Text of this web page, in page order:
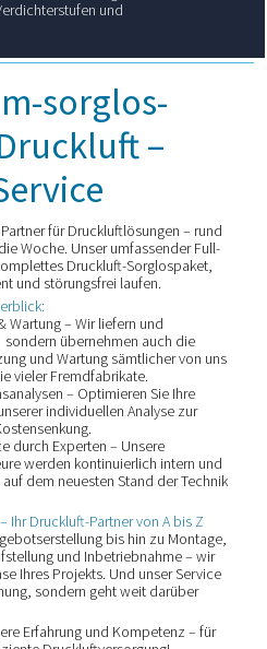
und
sorglos-
–
für Druckluftlösungen – rund
Woche. Unser umfassender Full-
Druckluft-Sorglospaket,
und störungsfrei laufen.
Wartung – Wir liefern und
übernehmen auch die
und Wartung sämtlicher von uns
vieler Fremdfabrikate.
– Optimieren Sie Ihre
individuellen Analyse zur
durch Experten – Unsere
werden kontinuierlich intern und
dem neuesten Stand der Technik
Ihr Druckluft-Partner von A bis Z
bis hin zu Montage,
und Inbetriebnahme – wir
Ihres Projekts. Und unser Service
sondern geht weit darüber
Erfahrung und Kompetenz – für